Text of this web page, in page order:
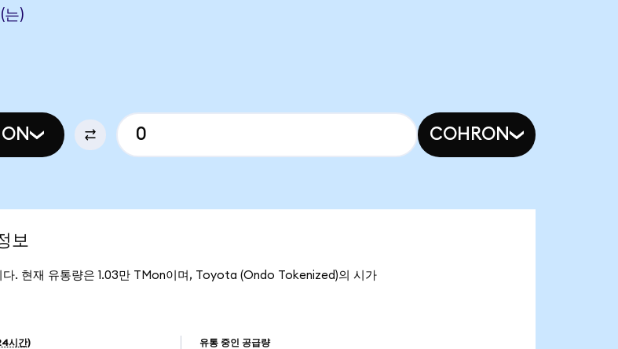
는)
COHRON
보
. 현재 유통량은 1.03만 TMon이며, Toyota (Ondo Tokenized)의 시가
시간) 유통 중인 공급량